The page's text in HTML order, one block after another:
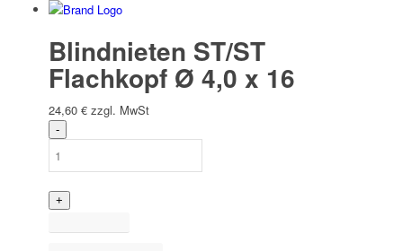
Blindnieten ST/ST
Flachkopf Ø 4,0 x 16
24,60 € zzgl. MwSt